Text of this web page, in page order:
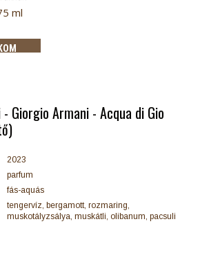
ml
Giorgio Armani - Acqua di Gio
2023
parfum
fás-aquás
tengervíz, bergamott, rozmaring,
muskotályzsálya, muskátli, olibanum, pacsuli